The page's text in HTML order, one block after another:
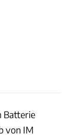
Batterie
von IM